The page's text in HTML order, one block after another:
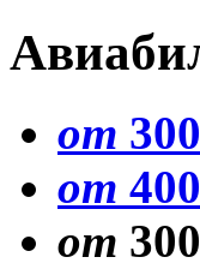
от
от
от